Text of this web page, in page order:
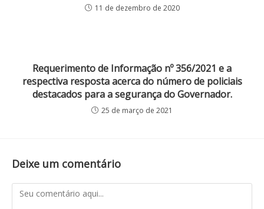
11 de dezembro de 2020
Requerimento de Informação nº 356/2021 e a
respectiva resposta acerca do número de policiais
destacados para a segurança do Governador.
25 de março de 2021
Deixe um comentário